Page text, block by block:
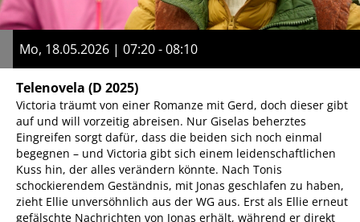
Mo, 18.05.2026 | 07:20 - 08:10
Telenovela (D 2025)
Victoria träumt von einer Romanze mit Gerd, doch dieser gibt
auf und will vorzeitig abreisen. Nur Giselas beherztes
Eingreifen sorgt dafür, dass die beiden sich noch einmal
begegnen – und Victoria gibt sich einem leidenschaftlichen
Kuss hin, der alles verändern könnte. Nach Tonis
schockierendem Geständnis, mit Jonas geschlafen zu haben,
zieht Ellie unversöhnlich aus der WG aus. Erst als Ellie erneut
gefälschte Nachrichten von Jonas erhält, während er direkt